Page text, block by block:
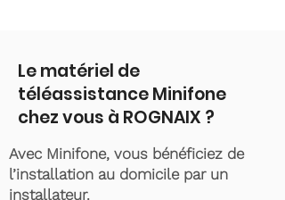
Le matériel de
téléassistance Minifone
chez vous à ROGNAIX ?
Avec Minifone, vous bénéficiez de
l’installation au domicile par un
installateur.